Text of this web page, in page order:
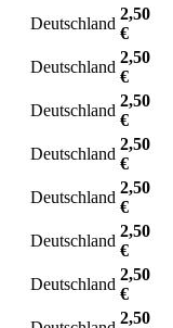
Deutschland
2,50
€
Deutschland
2,50
€
Deutschland
2,50
€
Deutschland
2,50
€
Deutschland
2,50
€
Deutschland
2,50
€
Deutschland
2,50
€
2,50